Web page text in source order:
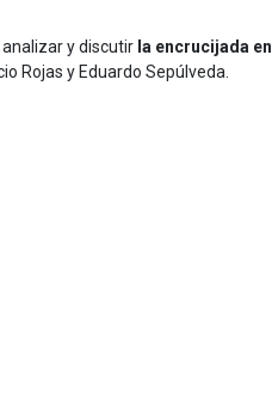
y discutir la encrucijada en
Rojas y Eduardo Sepúlveda.